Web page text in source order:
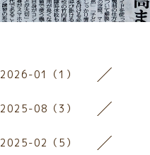
2026-01（1）
2025-08（3）
2025-02（5）